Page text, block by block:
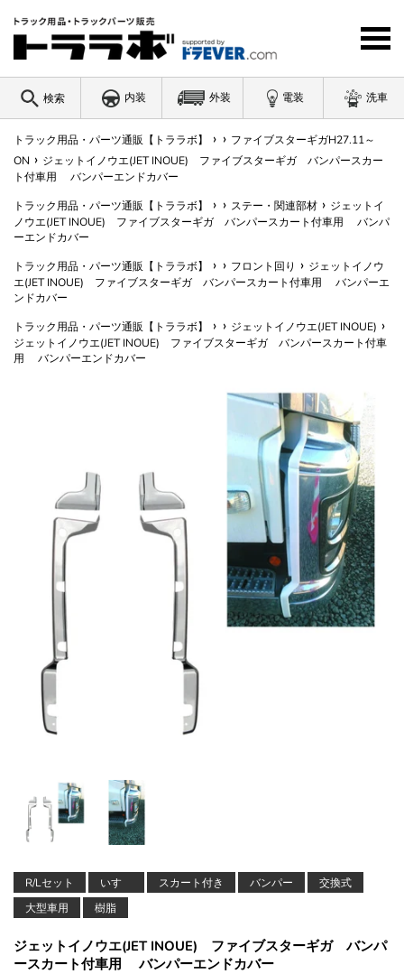
ス
検索 内装 外装 電装 洗車
ードを入力
トラック用品・パーツ通販【トララボ】 › › ファイブスターギガH27.11～
ON › ジェットイノウエ(JET INOUE) ファイブスターギガ バンパースカー
ト付車用 バンパーエンドカバー
トラック用品・パーツ通販【トララボ】
› › ステー・関連部材 › ジェットイ
ノウエ(JET INOUE) ファイブスターギガ バンパースカート付車用 バンパ
ーエンドカバー
トラック用品・パーツ通販【トララボ】
› › フロント回り › ジェットイノウ
エ(JET INOUE) ファイブスターギガ バンパースカート付車用 バンパーエ
ンドカバー
トラック用品・パーツ通販【トララボ】
› › ジェットイノウエ(JET INOUE) ›
ジェットイノウエ(JET INOUE) ファイブスターギガ バンパースカート付車
用 バンパーエンドカバー
R/Lセット いすゞ スカート付き バンパー
交換式
大型車用
樹脂
ジェットイノウエ(JET INOUE) ファイブスターギガ バンパ
ースカート付車用 バンパーエンドカバー